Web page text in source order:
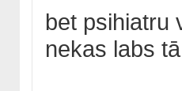
bet
nekas labs